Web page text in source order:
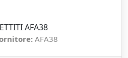
AFA38
AFA38